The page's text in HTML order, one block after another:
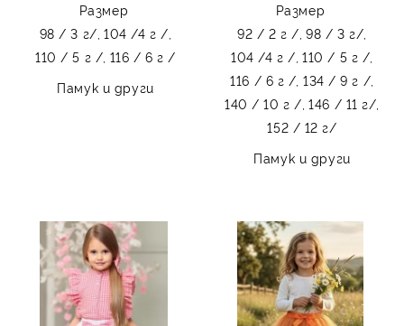
Размер
98 / 3 г/, 104 /4 г /,
110 / 5 г /, 116 / 6 г /
Памук и други
Размер
92 / 2 г /, 98 / 3 г/,
104 /4 г /, 110 / 5 г /,
116 / 6 г /, 134 / 9 г /,
140 / 10 г /, 146 / 11 г/,
152 / 12 г/
Памук и други